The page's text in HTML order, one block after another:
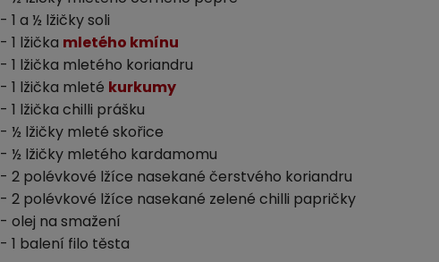
- 1 a ½ lžičky soli
- 1 lžička mletého kmínu
- 1 lžička mletého koriandru
- 1 lžička mleté kurkumy
- 1 lžička chilli prášku
- ½ lžičky mleté skořice
- ½ lžičky mletého kardamomu
- 2 polévkové lžíce nasekané čerstvého koriandru
- 2 polévkové lžíce nasekané zelené chilli papričky
- olej na smažení
- 1 balení filo těsta